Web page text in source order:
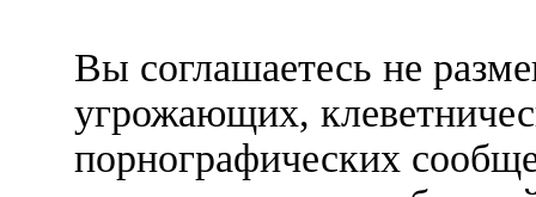
Вы соглашаетесь не
угрожающих,
порнографических